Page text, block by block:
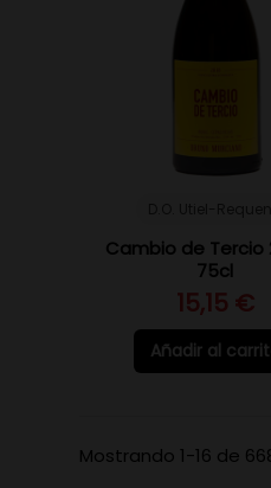
Cambio de Tercio
75cl
15,15 €
Añadir al
Mostrando 1-16 de